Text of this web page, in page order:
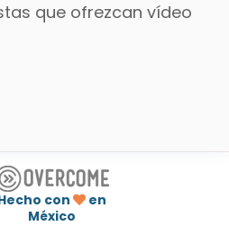
que ofrezcan vídeo
con
en
México